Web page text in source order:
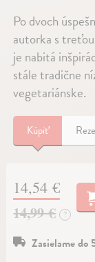
Po dvoch
autorka s
je nabitá
stále tradične
vegetariánske.
Kúpiť
14,54 €
14,99 €
?
Zasielame do